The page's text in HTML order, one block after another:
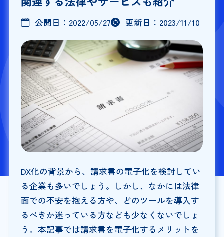
公開日： 2022/05/27 更新日： 2023/11/10
DX化の背景から、請求書の電子化を検討してい
る企業も多いでしょう。しかし、なかには法律
面での不安を抱える方や、どのツールを導入す
るべきか迷っている方なども少なくないでしょ
う。本記事では請求書を電子化するメリットを